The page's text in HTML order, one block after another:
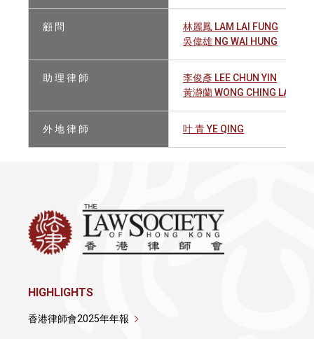
顧 問
林麗鳳 LAM LAI FUNG
吳偉雄 NG WAI HUNG
助 理 律 師
李俊彥 LEE CHUN YIN
黃瀞蘭 WONG CHING LAN
外 地 律 師 叶 青 YE QING
HIGHLIGHTS
香港律師會2025年年報